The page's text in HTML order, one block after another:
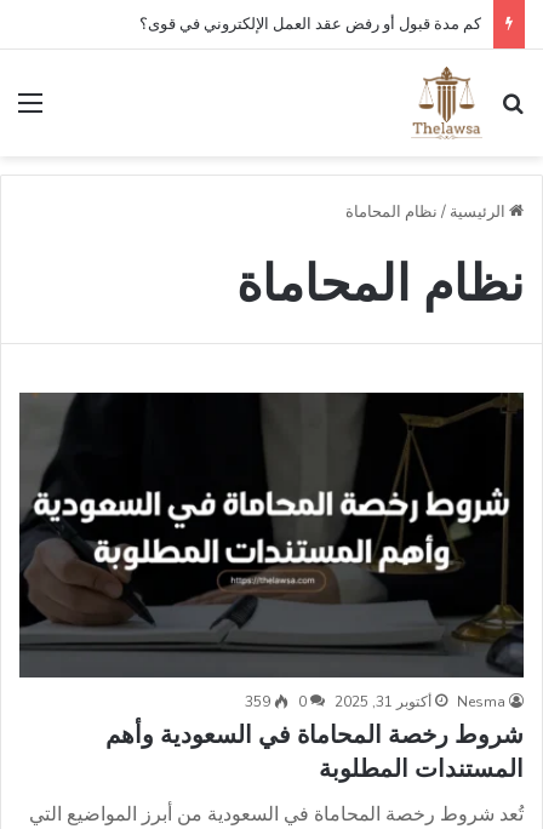
كم مدة قبول أو رفض عقد العمل الإلكتروني في قوى؟
بحث عن
الرئيسية / نظام المحاماة
نظام المحاماة
Nesma أكتوبر 31, 2025 0
359
شروط رخصة المحاماة في السعودية وأهم
المستندات المطلوبة
تُعد شروط رخصة المحاماة في السعودية من أبرز المواضيع التي